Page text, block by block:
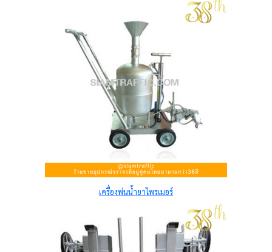
เครื่องพ่นน้ำยาไพรเมอร์